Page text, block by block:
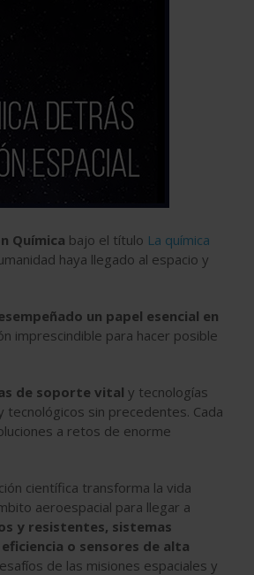
Química bajo el título La química
haya llegado al espacio y
un papel esencial en
imprescindible para hacer posible
de soporte vital y tecnologías
sin precedentes. Cada
a retos de enorme
científica transforma la vida
aeroespacial para llegar a
y resistentes, sistemas
o sensores de alta
de las misiones espaciales y